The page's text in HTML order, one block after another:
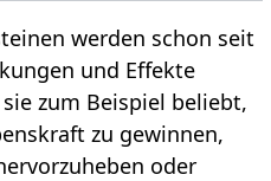
werden schon seit
und Effekte
zum Beispiel beliebt,
zu gewinnen,
oder